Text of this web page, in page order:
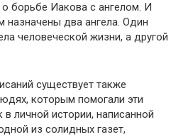
о борьбе Иакова с ангелом. И
назначены два ангела. Один
человеческой жизни, а другой
существует также
которым помогали эти
личной истории, написанной
из солидных газет,